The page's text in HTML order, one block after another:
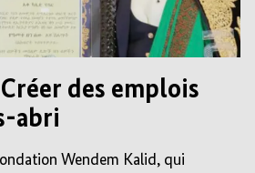
des emplois
abri
Wendem Kalid, qui